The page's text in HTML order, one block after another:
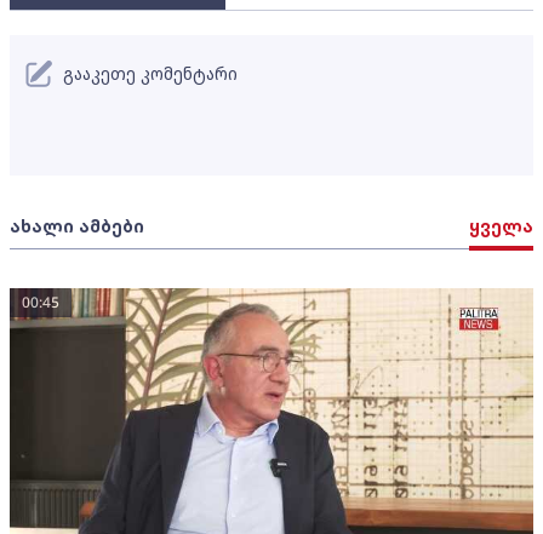
ახალი ამბები ყველა
00:45
გააკეთე კომენტარი